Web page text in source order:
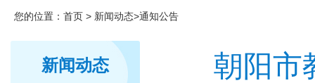
您的位置： 首页 > 新闻动态>通知公告
新闻动态 朝阳市